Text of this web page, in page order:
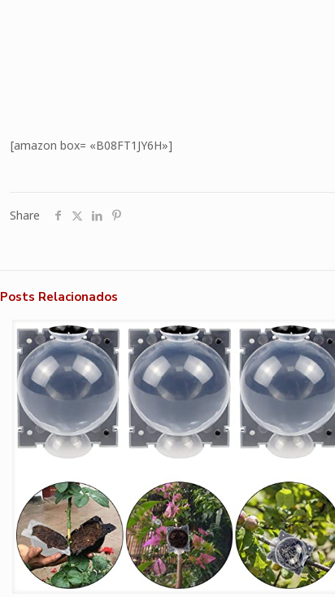
[amazon box= «B08FT1JY6H»]
Share
Posts Relacionados